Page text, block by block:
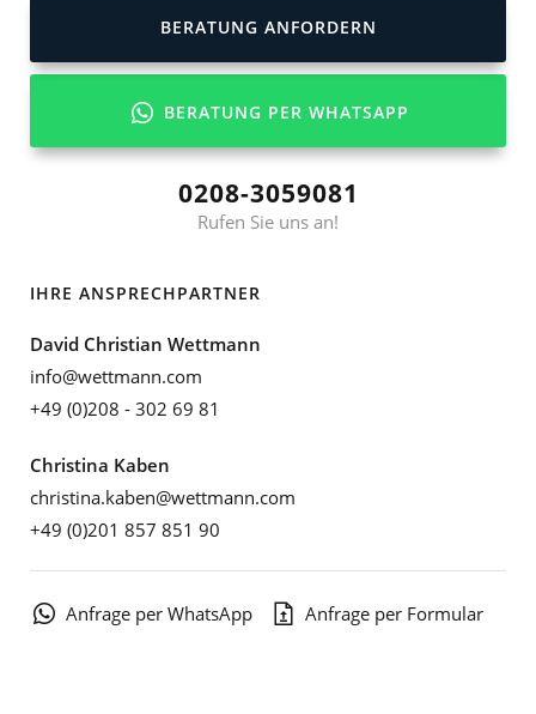
BERATUNG ANFORDERN
BERATUNG PER WHATSAPP
0208-3059081
Rufen Sie uns an!
IHRE ANSPRECHPARTNER
David Christian Wettmann
info@wettmann.com
+49 (0)208 - 302 69 81
Christina Kaben
christina.kaben@wettmann.com
+49 (0)201 857 851 90
Anfrage per WhatsApp Anfrage per Formular